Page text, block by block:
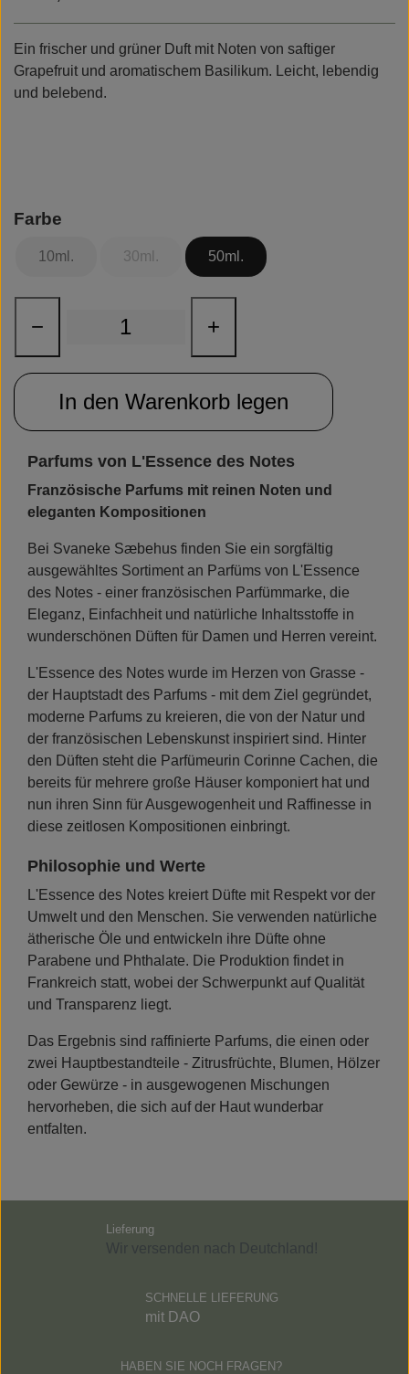
Rudolph Care
Ein frischer und grüner Duft mit Noten von saftiger
Grapefruit und aromatischem Basilikum. Leicht, lebendig
und belebend.
Farbe
10ml. 30ml. 50ml.
− +
In den Warenkorb legen
Parfums von L'Essence des Notes
Französische Parfums mit reinen Noten und
eleganten Kompositionen
Bei Svaneke Sæbehus finden Sie ein sorgfältig
ausgewähltes Sortiment an Parfüms von L'Essence
des Notes - einer französischen Parfümmarke, die
Eleganz, Einfachheit und natürliche Inhaltsstoffe in
wunderschönen Düften für Damen und Herren vereint.
L'Essence des Notes wurde im Herzen von Grasse -
der Hauptstadt des Parfums - mit dem Ziel gegründet,
moderne Parfums zu kreieren, die von der Natur und
der französischen Lebenskunst inspiriert sind. Hinter
den Düften steht die Parfümeurin Corinne Cachen, die
bereits für mehrere große Häuser komponiert hat und
nun ihren Sinn für Ausgewogenheit und Raffinesse in
diese zeitlosen Kompositionen einbringt.
Philosophie und Werte
L'Essence des Notes kreiert Düfte mit Respekt vor der
Umwelt und den Menschen. Sie verwenden natürliche
ätherische Öle und entwickeln ihre Düfte ohne
Parabene und Phthalate. Die Produktion findet in
Frankreich statt, wobei der Schwerpunkt auf Qualität
und Transparenz liegt.
Das Ergebnis sind raffinierte Parfums, die einen oder
zwei Hauptbestandteile - Zitrusfrüchte, Blumen, Hölzer
oder Gewürze - in ausgewogenen Mischungen
hervorheben, die sich auf der Haut wunderbar
entfalten.
Lieferung
SCHNELLE LIEFERUNG
mit DAO
HABEN SIE NOCH FRAGEN?